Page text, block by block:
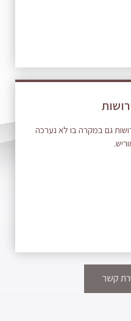
גם במקרה בו לא נערכה
קשר